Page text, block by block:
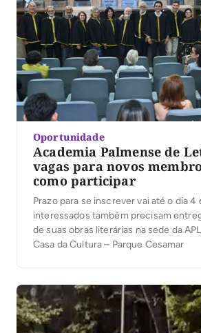
Oportunidade
Academia Palmense de
vagas para novos
como participar
Prazo para se inscrever vai até o dia
interessados também precisam
de suas obras literárias na sede da
Casa da Cultura – Parque Cesamar